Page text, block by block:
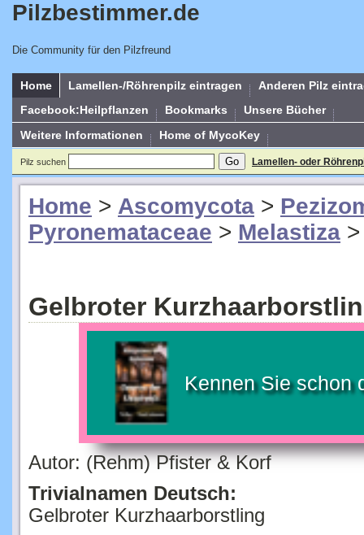
Pilzbestimmer.de
Die Community für den Pilzfreund
Home Lamellen-/Röhrenpilz eintragen
Anderen Pilz
Facebook:Heilpflanzen
Bookmarks
Unsere Bücher
Weitere Informationen
Home of MycoKey
Pilz suchen Lamellen- oder
Home > Ascomycota >
Pyronemataceae > Melastiza
Gelbroter
Kennen Sie schon
Autor: (Rehm) Pfister & Korf
Trivialnamen Deutsch:
Gelbroter Kurzhaarborstling